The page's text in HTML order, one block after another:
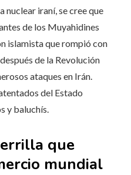
nuclear iraní, se cree que
de los Muyahidines
islamista que rompió con
de la Revolución
ataques en Irán.
del Estado
y baluchís.
que
mundial